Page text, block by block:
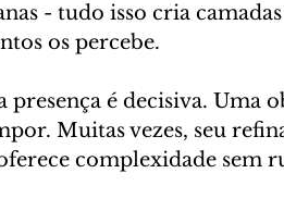
- tudo isso cria
os percebe.
presença é decisiva. Uma
Muitas vezes, seu
complexidade sem